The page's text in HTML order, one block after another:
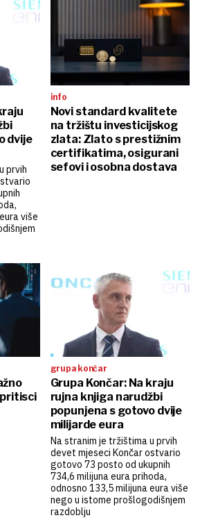
dvije
prvih
više
info
Novi standard kvalitete
na tržištu investicijskog
zlata: Zlato s prestižnim
certifikatima, osigurani
sefovi i osobna dostava
grupa končar
Grupa Končar: Na kraju
rujna knjiga narudžbi
popunjena s gotovo dvije
milijarde eura
Na stranim je tržištima u prvih
devet mjeseci Končar ostvario
gotovo 73 posto od ukupnih
734,6 milijuna eura prihoda,
odnosno 133,5 milijuna eura više
nego u istome prošlogodišnjem
razdoblju